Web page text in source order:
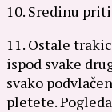
10. Sredinu
11. Ostale
ispod svake
svako
pletete.